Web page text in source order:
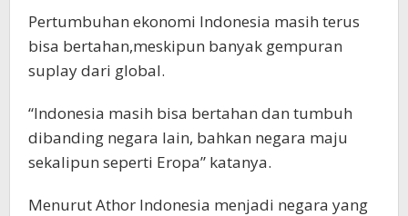
Pertumbuhan ekonomi Indonesia masih terus
bisa bertahan,meskipun banyak gempuran
suplay dari global.
“Indonesia masih bisa bertahan dan tumbuh
dibanding negara lain, bahkan negara maju
sekalipun seperti Eropa” katanya.
Menurut Athor Indonesia menjadi negara yang